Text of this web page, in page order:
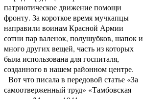
патриотическое движение помощи
фронту. За короткое время мучкапцы
направили воинам Красной Армии
сотни пар валенок, полушубков, шапок и
много других вещей, часть из которых
была использована для госпиталя,
созданного в нашем районном центре.
Вот что писала в передовой статье «За
самоотверженный труд» «Тамбовская